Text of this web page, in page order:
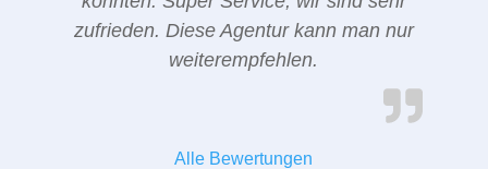
zufrieden. Diese Agentur kann man nur
weiterempfehlen.
Alle Bewertungen